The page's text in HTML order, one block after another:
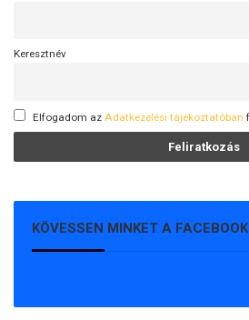
Keresztnév
Elfogadom az Adatkezelési tájékoztatóban
KÖVESSEN MINKET A